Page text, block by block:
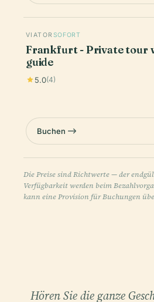
VIATOR SOFORT
Frankfurt - Private tour
guide
5.0(4)
Buchen
Die Preise sind Richtwerte — der
Verfügbarkeit werden beim
kann eine Provision für Buchungen
Hören Sie die ganze